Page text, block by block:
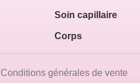
Soin capillaire
Corps
Conditions générales de vente